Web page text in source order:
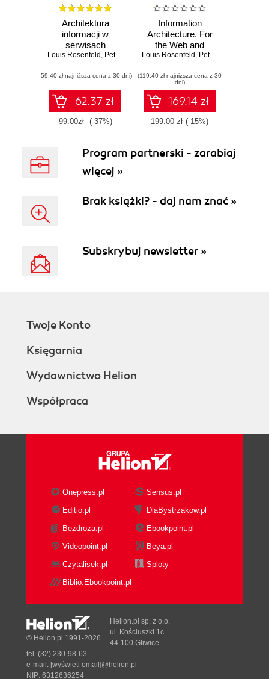
Architektura
informacji w
serwisach
internetowych i nie
Louis Rosenfeld , Peter Morville ,Jorge Arango
(59,40 zł najniższa cena z 30 dni)
62.37 zł
99.00zł (-37%)
Information
Architecture. For
the Web and
Beyond. 4th Edition
Louis Rosenfeld , Peter Morville
(119,40 zł najniższa cena z 30
dni)
169.14 zł
199.00 zł (-15%)
Program partnerski - zarabiaj
więcej »
Brak książki? - daj nam znać »
Subskrybuj newsletter »
Twoje Konto
Księgarnia
Wydawnictwo Helion
Współpraca
Onepress.pl
Sensus.pl
Editio.pl
DlaBystrzakow.pl
Bezdroza.pl
Ebookpoint.pl
Videopoint.pl
Beya.pl
Czytalisek.pl
Sploty
Biblio.Ebookpoint.pl
© Helion.pl 1991-2026
Helion.pl sp. z o.o.
ul. Kościuszki 1c
44-100 Gliwice
tel. (32) 230-98-63
e-mail: [wyświetl email]@helion.pl
NIP: 6312636254